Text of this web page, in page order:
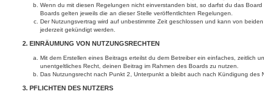
Wenn du mit diesen Regelungen nicht einverstanden bist, so darfst du das
Boards gelten jeweils die an dieser Stelle veröffentlichten Regelungen.
Der Nutzungsvertrag wird auf unbestimmte Zeit geschlossen und kann von
jederzeit gekündigt werden.
2. EINRÄUMUNG VON NUTZUNGSRECHTEN
Mit dem Erstellen eines Beitrags erteilst du dem Betreiber ein einfaches, zeitlich
unentgeltliches Recht, deinen Beitrag im Rahmen des Boards zu nutzen.
Das Nutzungsrecht nach Punkt 2, Unterpunkt a bleibt auch nach Kündigung des
3. PFLICHTEN DES NUTZERS